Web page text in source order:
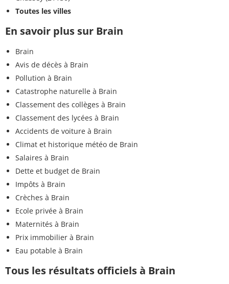
Toutes les villes
En savoir plus sur Brain
Brain
Avis de décès à Brain
Pollution à Brain
Catastrophe naturelle à Brain
Classement des collèges à Brain
Classement des lycées à Brain
Accidents de voiture à Brain
Climat et historique météo de Brain
Salaires à Brain
Dette et budget de Brain
Impôts à Brain
Crèches à Brain
Ecole privée à Brain
Maternités à Brain
Prix immobilier à Brain
Eau potable à Brain
Tous les résultats officiels à Brain